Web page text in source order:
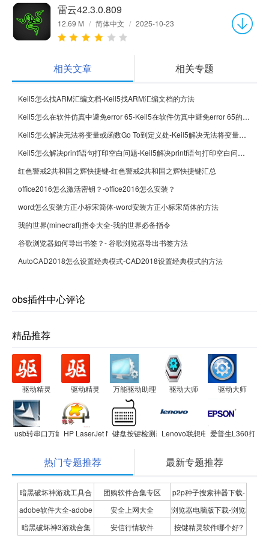
雷云42.3.0.809
12.69 M / 简体中文 / 2025-10-23
相关文章 相关专题
Keil5怎么找ARM汇编文档-Keil5找ARM汇编文档的方法
Keil5怎么在软件仿真中避免error 65-Keil5在软件仿真中避免error 65的方法
Keil5怎么解决无法将变量或函数Go To到定义处-Keil5解决无法将变量或函数Go To到定义处的方法
Keil5怎么解决printf语句打印空白问题-Keil5解决printf语句打印空白问题的方法
红色警戒2共和国之辉快捷键-红色警戒2共和国之辉快捷键汇总
office2016怎么激活密钥？-office2016怎么安装？
word怎么安装方正小标宋简体-word安装方正小标宋简体的方法
我的世界(minecraft)指令大全-我的世界必备指令
谷歌浏览器如何导出书签？- 谷歌浏览器导出书签方法
AutoCAD2018怎么设置经典模式-CAD2018设置经典模式的方法
obs插件中心评论
精品推荐
驱动精灵 驱动精灵 万能驱动助理 驱动大师 驱动大师
usb转串口万能驱动 USB 2.0 TO RS232
HP LaserJet M1005 MFP驱动程序
键盘按键检测器(键盘测试软件)
Lenovo联想电源管理驱动
爱普生L360打印
热门专题推荐 最新专题推荐
暗黑破坏神游戏工具合
集
团购软件合集专区
p2p种子搜索神器下载-
P2P种子搜索神器专题
adobe软件大全-adobe
全系列软件下载-adobe
安全上网大全
浏览器电脑版下载-浏览
器下载合集
暗黑破坏神3游戏合集 安信行情软件
按键精灵软件哪个好?